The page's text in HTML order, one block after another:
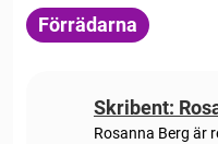
Förrädarna
Skribent:
Rosanna Berg är